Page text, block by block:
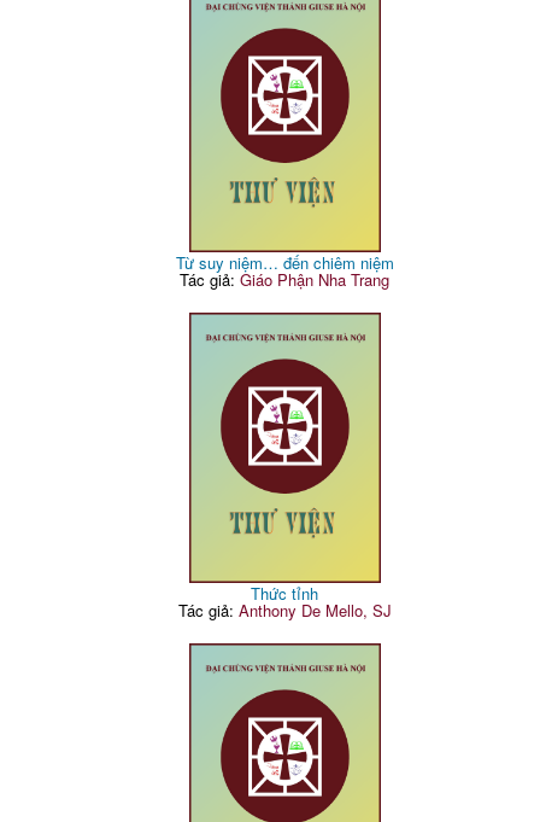
Từ suy niệm… đến chiêm niệm
Tác giả:Giáo Phận Nha Trang
Thức tỉnh
Tác giả: Anthony De Mello, SJ